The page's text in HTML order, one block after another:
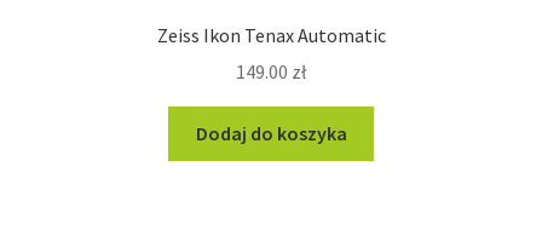
Zeiss Ikon Tenax Automatic
149.00 zł
Dodaj do koszyka